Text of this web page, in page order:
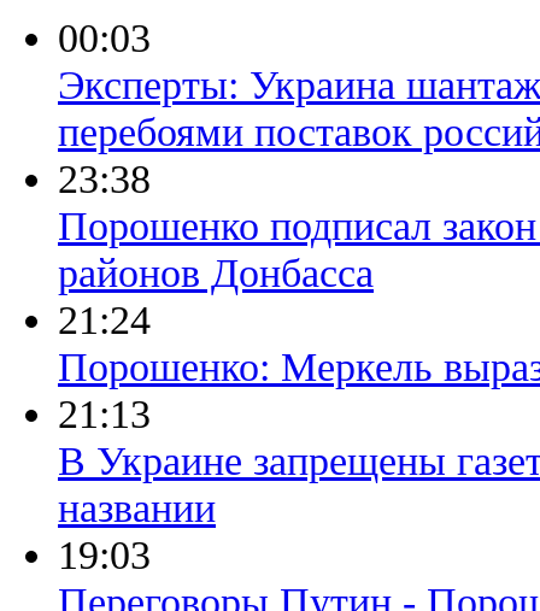
00:03
Эксперты: Украина
перебоями поставок
23:38
Порошенко подписал
районов Донбасса
21:24
Порошенко: Меркель
21:13
В Украине запрещены
названии
19:03
Переговоры Путин -